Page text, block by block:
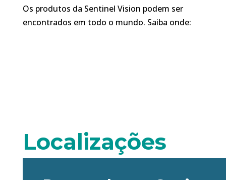
Os produtos da Sentinel Vision podem ser
encontrados em todo o mundo. Saiba onde:
Localizações